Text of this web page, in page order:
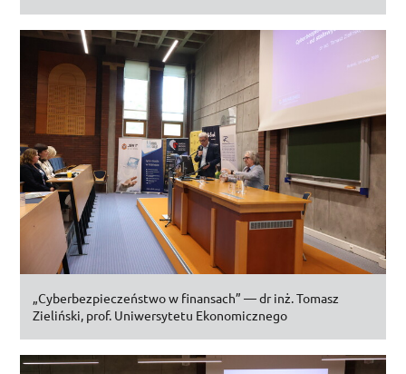
„Cyberbezpieczeństwo w finansach” —dr inż.Tomasz
Zieliński, prof. Uniwersytetu Ekonomicznego